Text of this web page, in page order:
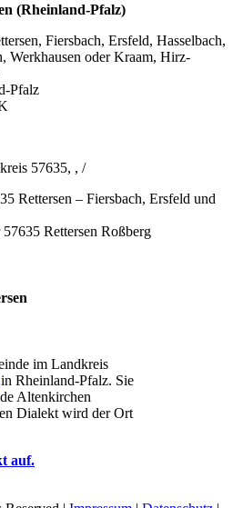
(Rheinland-Pfalz)
Fiersbach, Ersfeld, Hasselbach,
Werkhausen oder Kraam, Hirz-
Pfalz
57635, , /
Rettersen – Fiersbach, Ersfeld und
Rettersen Roßberg
im Landkreis
in Rheinland-Pfalz. Sie
Altenkirchen
Dialekt wird der Ort
auf.